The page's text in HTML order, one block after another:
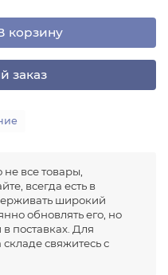
корзину
заказ
все товары,
всегда есть в
широкий
обновлять его, но
поставках. Для
свяжитесь с